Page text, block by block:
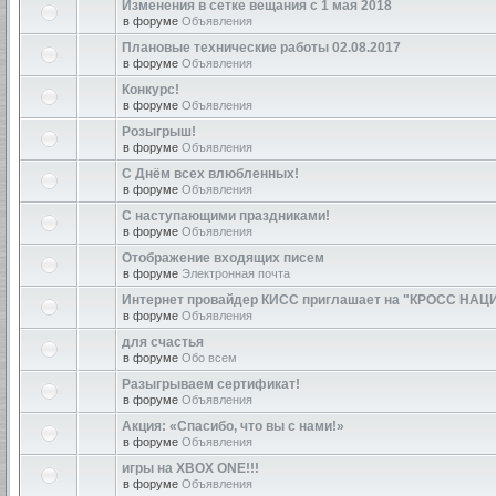
Изменения в сетке вещания с 1 мая 2018
в форуме Объявления
Плановые технические работы 02.08.2017
в форуме Объявления
Конкурс!
в форуме Объявления
Розыгрыш!
в форуме Объявления
С Днём всех влюбленных!
в форуме Объявления
С наступающими праздниками!
в форуме Объявления
Отображение входящих писем
в форуме Электронная почта
Интернет провайдер КИСС приглашает на "КРОСС
в форуме Объявления
для счастья
в форуме Обо всем
Разыгрываем сертификат!
в форуме Объявления
Акция: «Спасибо, что вы с нами!»
в форуме Объявления
игры на XBOX ONE!!!
в форуме Объявления